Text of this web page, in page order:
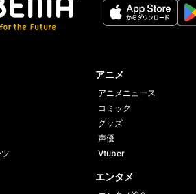
アニメ
アニメニュース
コミック
グッズ
声優
Vtuber
エンタメ